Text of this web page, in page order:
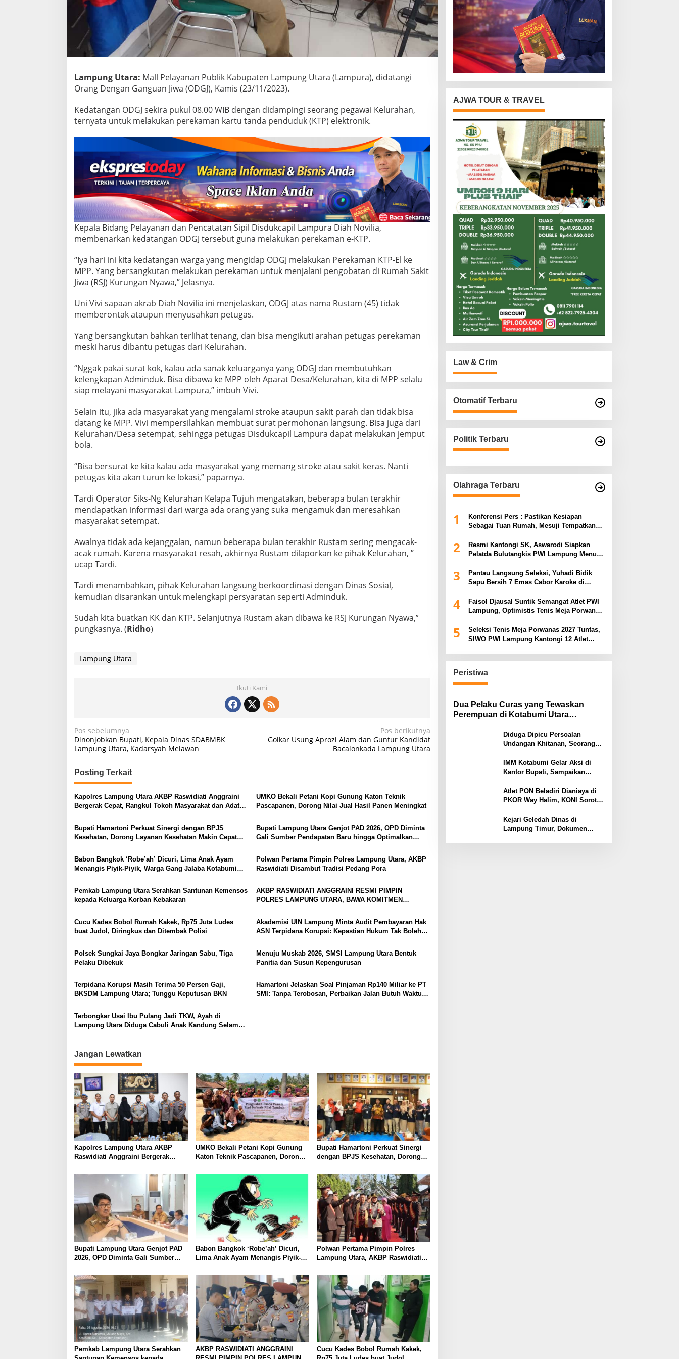
o
n
k
Lampung Utara: Mall Pelayanan Publik Kabupaten Lampung Utara (Lampura), didatangi
Orang Dengan Ganguan Jiwa (ODGJ), Kamis (23/11/2023).
Kedatangan ODGJ sekira pukul 08.00 WIB dengan didampingi seorang pegawai Kelurahan,
ternyata untuk melakukan perekaman kartu tanda penduduk (KTP) elektronik.
Kepala Bidang Pelayanan dan Pencatatan Sipil Disdukcapil Lampura Diah Novilia,
membenarkan kedatangan ODGJ tersebut guna melakukan perekaman e-KTP.
“Iya hari ini kita kedatangan warga yang mengidap ODGJ melakukan Perekaman KTP-El ke
MPP. Yang bersangkutan melakukan perekaman untuk menjalani pengobatan di Rumah Sakit
Jiwa (RSJ) Kurungan Nyawa,” Jelasnya.
Uni Vivi sapaan akrab Diah Novilia ini menjelaskan, ODGJ atas nama Rustam (45) tidak
memberontak ataupun menyusahkan petugas.
Yang bersangkutan bahkan terlihat tenang, dan bisa mengikuti arahan petugas perekaman
meski harus dibantu petugas dari Kelurahan.
“Nggak pakai surat kok, kalau ada sanak keluarganya yang ODGJ dan membutuhkan
kelengkapan Adminduk. Bisa dibawa ke MPP oleh Aparat Desa/Kelurahan, kita di MPP selalu
siap melayani masyarakat Lampura,” imbuh Vivi.
Selain itu, jika ada masyarakat yang mengalami stroke ataupun sakit parah dan tidak bisa
datang ke MPP. Vivi mempersilahkan membuat surat permohonan langsung. Bisa juga dari
Kelurahan/Desa setempat, sehingga petugas Disdukcapil Lampura dapat melakukan jemput
bola.
“Bisa bersurat ke kita kalau ada masyarakat yang memang stroke atau sakit keras. Nanti
petugas kita akan turun ke lokasi,” paparnya.
Tardi Operator Siks-Ng Kelurahan Kelapa Tujuh mengatakan, beberapa bulan terakhir
mendapatkan informasi dari warga ada orang yang suka mengamuk dan meresahkan
masyarakat setempat.
Awalnya tidak ada kejanggalan, namun beberapa bulan terakhir Rustam sering mengacak-
acak rumah. Karena masyarakat resah, akhirnya Rustam dilaporkan ke pihak Kelurahan, ”
ucap Tardi.
Tardi menambahkan, pihak Kelurahan langsung berkoordinasi dengan Dinas Sosial,
kemudian disarankan untuk melengkapi persyaratan seperti Adminduk.
Sudah kita buatkan KK dan KTP. Selanjutnya Rustam akan dibawa ke RSJ Kurungan Nyawa,”
pungkasnya. (Ridho)
Lampung Utara
Ikuti Kami
N
a
i
g
a
i
o
s
Pos sebelumnya
Dinonjobkan Bupati, Kepala Dinas SDABMBK
Lampung Utara, Kadarsyah Melawan
Pos berikutnya
Golkar Usung Aprozi Alam dan Guntur Kandidat
Bacalonkada Lampung Utara
Posting Terkait
Kapolres Lampung Utara AKBP Raswidiati Anggraini
Bergerak Cepat, Rangkul Tokoh Masyarakat dan Adat
UMKO Bekali Petani Kopi Gunung Katon Teknik
Pascapanen, Dorong Nilai Jual Hasil Panen Meningkat
Bupati Hamartoni Perkuat Sinergi dengan BPJS
Kesehatan, Dorong Layanan Kesehatan Makin Cepat
Bupati Lampung Utara Genjot PAD 2026, OPD Diminta
Gali Sumber Pendapatan Baru hingga Optimalkan
Babon Bangkok ‘Robe’ah’ Dicuri, Lima Anak Ayam
Menangis Piyik-Piyik, Warga Gang Jalaba Kotabumi
Polwan Pertama Pimpin Polres Lampung Utara, AKBP
Raswidiati Disambut Tradisi Pedang Pora
Pemkab Lampung Utara Serahkan Santunan Kemensos
kepada Keluarga Korban Kebakaran
AKBP RASWIDIATI ANGGRAINI RESMI PIMPIN
POLRES LAMPUNG UTARA, BAWA KOMITMEN
Cucu Kades Bobol Rumah Kakek, Rp75 Juta Ludes
buat Judol, Diringkus dan Ditembak Polisi
Akademisi UIN Lampung Minta Audit Pembayaran Hak
ASN Terpidana Korupsi: Kepastian Hukum Tak Boleh
Polsek Sungkai Jaya Bongkar Jaringan Sabu, Tiga
Pelaku Dibekuk
Menuju Muskab 2026, SMSI Lampung Utara Bentuk
Panitia dan Susun Kepengurusan
Terpidana Korupsi Masih Terima 50 Persen Gaji,
BKSDM Lampung Utara; Tunggu Keputusan BKN
Hamartoni Jelaskan Soal Pinjaman Rp140 Miliar ke PT
SMI: Tanpa Terobosan, Perbaikan Jalan Butuh Waktu
Terbongkar Usai Ibu Pulang Jadi TKW, Ayah di
Lampung Utara Diduga Cabuli Anak Kandung Selama
Jangan Lewatkan
Kapolres Lampung Utara AKBP
Raswidiati Anggraini Bergerak
dan Adat Perkuat Kamtibmas
UMKO Bekali Petani Kopi Gunung
Katon Teknik Pascapanen, Dorong
Bupati Hamartoni Perkuat Sinergi
dengan BPJS Kesehatan, Dorong
dan Mudah
Bupati Lampung Utara Genjot PAD
2026, OPD Diminta Gali Sumber
Optimalkan PBB-P2
Babon Bangkok ‘Robe’ah’ Dicuri,
Lima Anak Ayam Menangis Piyik-
Heboh
Polwan Pertama Pimpin Polres
Lampung Utara, AKBP Raswidiati
Pemkab Lampung Utara Serahkan
AKBP RASWIDIATI ANGGRAINI
Cucu Kades Bobol Rumah Kakek,
AJWA TOUR & TRAVEL
Law & Crim
Otomatif Terbaru
Politik Terbaru
Olahraga Terbaru
1
Konferensi Pers : Pastikan Kesiapan
Sebagai Tuan Rumah, Mesuji Tempatkan
Piala Gubernur Lampung
2
Resmi Kantongi SK, Aswarodi Siapkan
Pelatda Bulutangkis PWI Lampung Menuju
3
Pantau Langsung Seleksi, Yuhadi Bidik
Sapu Bersih 7 Emas Cabor Karoke di
4
Faisol Djausal Suntik Semangat Atlet PWI
Lampung, Optimistis Tenis Meja Porwanas
5
Seleksi Tenis Meja Porwanas 2027 Tuntas,
SIWO PWI Lampung Kantongi 12 Atlet
Peristiwa
Dua Pelaku Curas yang Tewaskan
Perempuan di Kotabumi Utara
Diduga Dipicu Persoalan
Undangan Khitanan, Seorang
Tertembak
IMM Kotabumi Gelar Aksi di
Kantor Bupati, Sampaikan
Pemkab Lampung Utara
Atlet PON Beladiri Dianiaya di
PKOR Way Halim, KONI Soroti
Kawasan
Kejari Geledah Dinas di
Lampung Timur, Dokumen